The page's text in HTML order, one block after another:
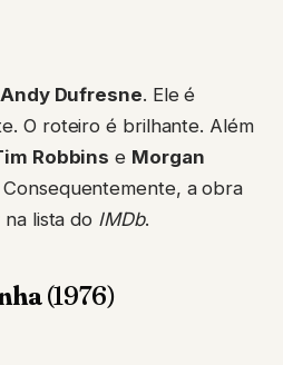
Andy Dufresne. Ele é
O roteiro é brilhante. Além
Robbins e Morgan
Consequentemente, a obra
lista do IMDb.
(1976)